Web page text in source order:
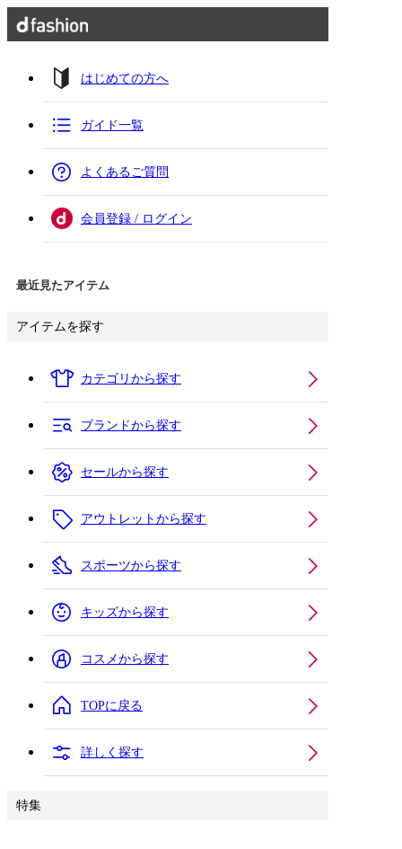
はじめての方へ
ガイド一覧
よくあるご質問
会員登録 / ログイン
最近見たアイテム
アイテムを探す
カテゴリから探す
ブランドから探す
セールから探す
アウトレットから探す
スポーツから探す
キッズから探す
コスメから探す
TOPに戻る
詳しく探す
特集